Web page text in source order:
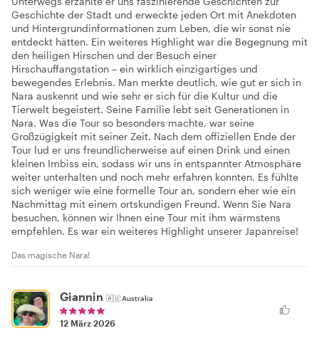
Geschichte der Stadt und erweckte jeden Ort mit Anekdoten
und Hintergrundinformationen zum Leben, die wir sonst nie
entdeckt hätten. Ein weiteres Highlight war die Begegnung mit
den heiligen Hirschen und der Besuch einer
Hirschauffangstation – ein wirklich einzigartiges und
bewegendes Erlebnis. Man merkte deutlich, wie gut er sich in
Nara auskennt und wie sehr er sich für die Kultur und die
Tierwelt begeistert. Seine Familie lebt seit Generationen in
Nara. Was die Tour so besonders machte, war seine
Großzügigkeit mit seiner Zeit. Nach dem offiziellen Ende der
Tour lud er uns freundlicherweise auf einen Drink und einen
kleinen Imbiss ein, sodass wir uns in entspannter Atmosphäre
weiter unterhalten und noch mehr erfahren konnten. Es fühlte
sich weniger wie eine formelle Tour an, sondern eher wie ein
Nachmittag mit einem ortskundigen Freund. Wenn Sie Nara
besuchen, können wir Ihnen eine Tour mit ihm wärmstens
empfehlen. Es war ein weiteres Highlight unserer Japanreise!
Das magische Nara!
Giannin 🇦🇺Australia
12 März 2026